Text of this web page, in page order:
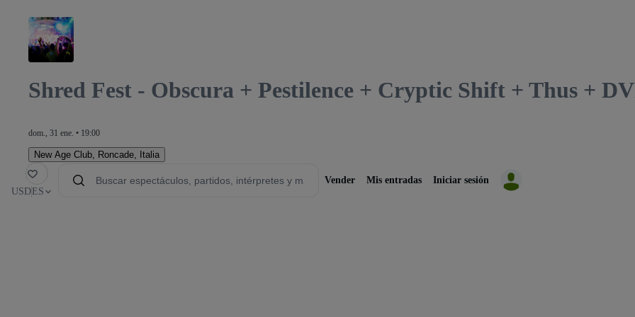
Shred Fest - Obscura + Pestilence + Cryptic Shift + Thus +
dom., 31 ene. • 19:00
New Age Club Roncade, Italia
USD ES
Vender Mis entradas Iniciar sesión